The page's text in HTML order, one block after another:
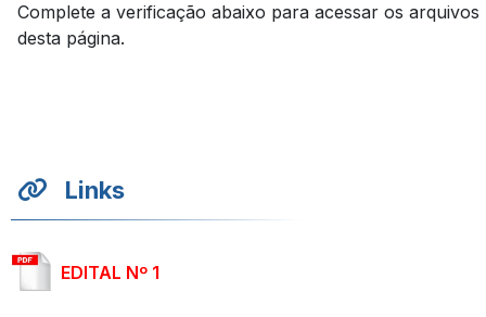
Complete a verificação abaixo para acessar os arquivos
desta página.
Links
EDITAL Nº 1